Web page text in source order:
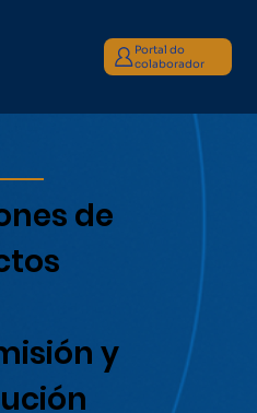
Portal do
colaborador
de
y